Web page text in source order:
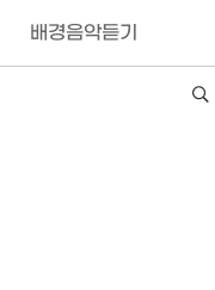
배경음악듣기